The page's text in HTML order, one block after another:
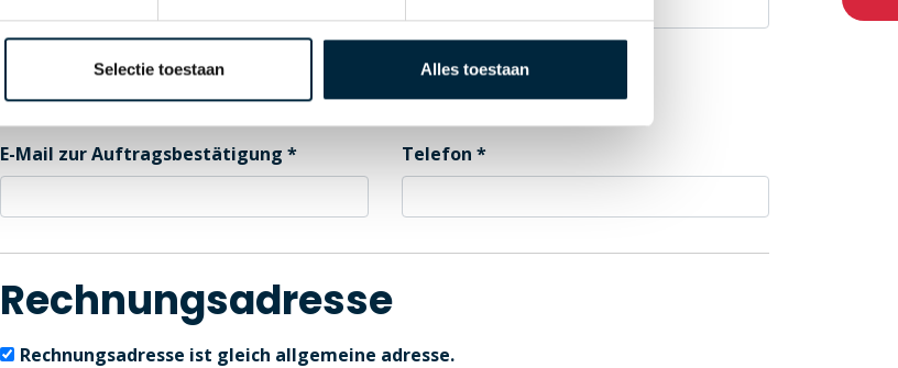
Selectie toestaan Alles toestaan
E-Mail zur Auftragsbestätigung Telefon
Rechnungsadresse
Rechnungsadresse ist gleich allgemeine adresse.